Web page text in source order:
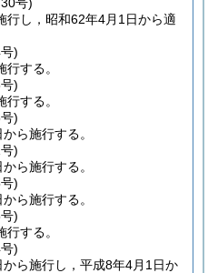
行し，昭和62年4月1日から適
)
する。
)
する。
)
ら施行する。
)
ら施行する。
)
ら施行する。
)
する。
)
ら施行し，平成8年4月1日か